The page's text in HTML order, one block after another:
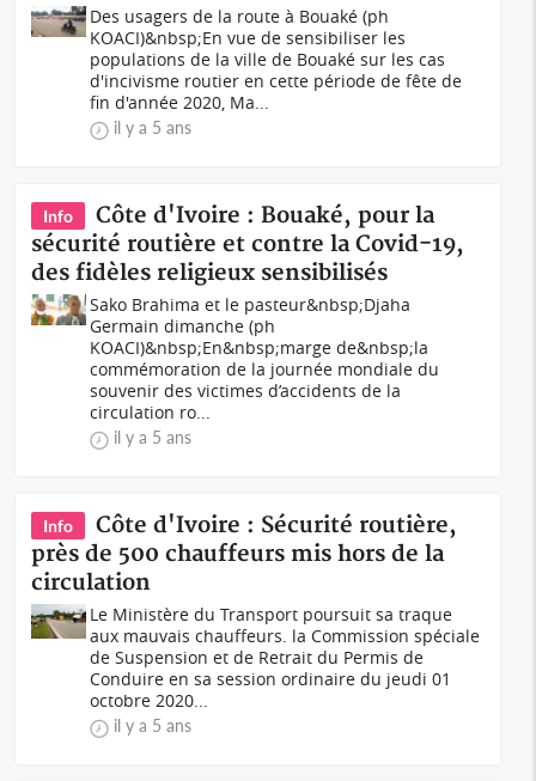
Des usagers de la route à Bouaké (ph
KOACI)&nbsp;En vue de sensibiliser les
populations de la ville de Bouaké sur les cas
d'incivisme routier en cette période de fête de
fin d'année 2020, Ma...
il y a 5 ans
Info
Côte d'Ivoire : Bouaké, pour la
sécurité routière et contre la Covid-19,
des fidèles religieux sensibilisés
Sako Brahima et le pasteur&nbsp;Djaha
Germain dimanche (ph
KOACI)&nbsp;En&nbsp;marge de&nbsp;la
commémoration de la journée mondiale du
souvenir des victimes d’accidents de la
circulation ro...
il y a 5 ans
Info
Côte d'Ivoire : Sécurité routière,
près de 500 chauffeurs mis hors de la
circulation
Le Ministère du Transport poursuit sa traque
aux mauvais chauffeurs. la Commission spéciale
de Suspension et de Retrait du Permis de
Conduire en sa session ordinaire du jeudi 01
octobre 2020...
il y a 5 ans